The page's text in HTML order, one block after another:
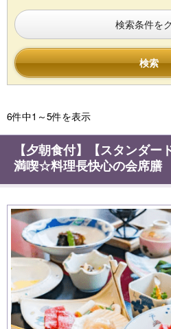
検索条件を
検索
6件中1～5件を表示
【夕朝食付】【スタンダ
満喫☆料理長快心の会席膳